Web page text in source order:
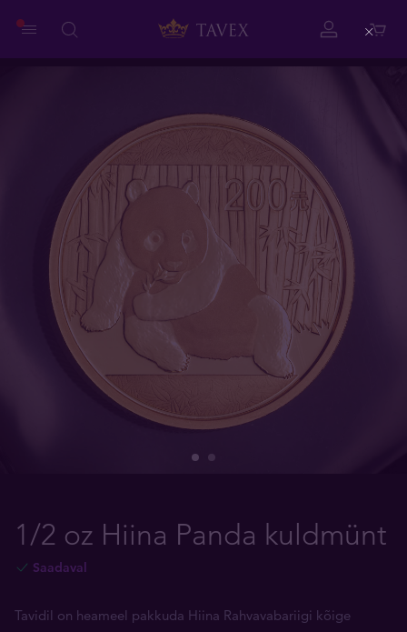
1/2 oz Hiina Panda kuldmünt
Saadaval
Tavidil on heameel pakkuda Hiina Rahvavabariigi kõige
Close